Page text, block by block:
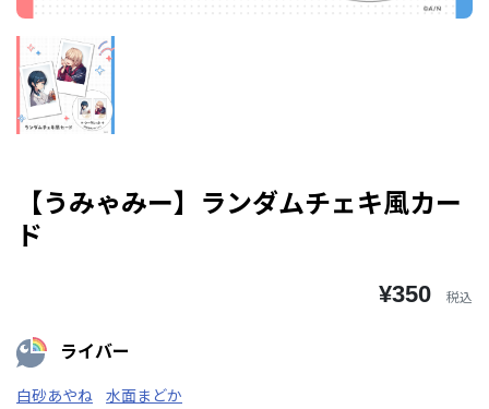
【うみゃみー】ランダムチェキ風カー
ド
¥350 税込
ライバー
白砂あやね 水面まどか